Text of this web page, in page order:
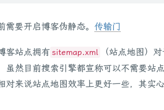
要开启博客伪静态。 传输门
客站点拥有 sitemap.xml
（站点地图）
虽然目前搜索引擎都宣称可以不需要站
对来说站点地图效率上更好一些，其实